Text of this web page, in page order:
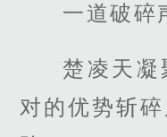
一道破碎
楚凌天凝
对的优势斩